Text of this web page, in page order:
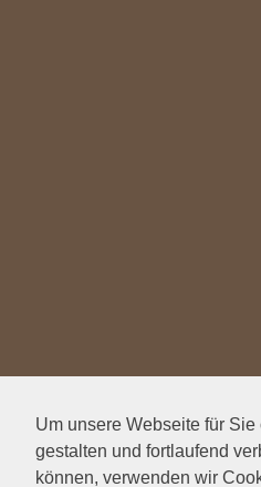
Um unsere Webseite für Sie
gestalten und fortlaufend
können, verwenden wir